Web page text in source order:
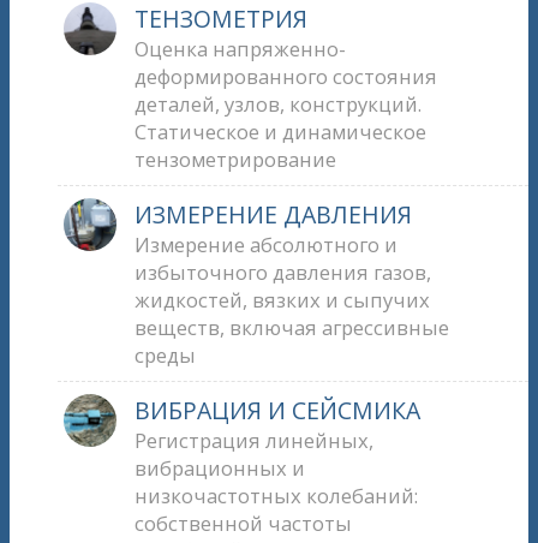
ТЕНЗОМЕТРИЯ
Оценка напряженно-
деформированного состояния
деталей, узлов, конструкций.
Статическое и динамическое
тензометрирование
ИЗМЕРЕНИЕ ДАВЛЕНИЯ
Измерение абсолютного и
избыточного давления газов,
жидкостей, вязких и сыпучих
веществ, включая агрессивные
среды
ВИБРАЦИЯ И СЕЙСМИКА
Регистрация линейных,
вибрационных и
низкочастотных колебаний:
собственной частоты